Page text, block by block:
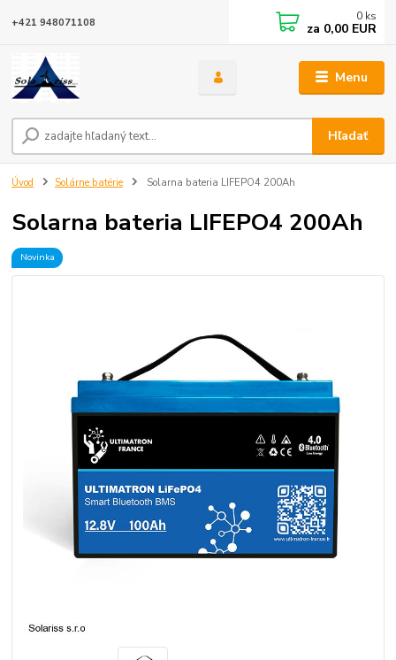
Menu
Hľadať
+421 948071108 0 ks
za 0,00 EUR
Úvod Solárne batérie Solarna bateria LIFEPO4 200Ah
Solarna bateria LIFEPO4 200Ah
Novinka